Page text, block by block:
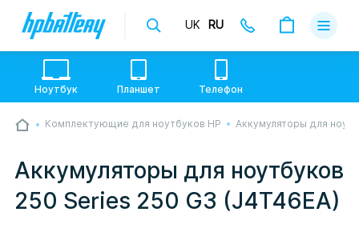
💙💛 Слава УкраЇні! Ми працюємо. Надсилаємо
Опрацьовуємо замовлення у звичному графіку
настільки швидко, як можемо. Якщо буде затримка
- пробачте, швидше за все у нас лунає повітряна
тривога. Але ми виліземо зі сховища і
UK RU
Доставка
Контакты
Ноутбук Планшет Телефон
Комплектующие для ноутбуков HP Аккумуляторы для
Аккумуляторы для ноутбуков
250 Series 250 G3 (J4T46EA)